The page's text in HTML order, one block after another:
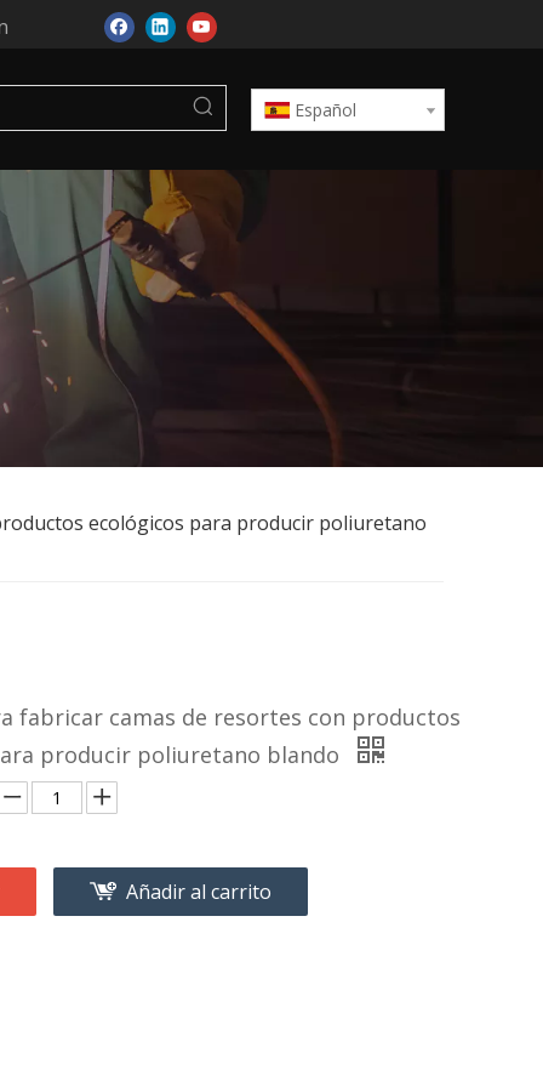
Español
ecológicos para producir poliuretano
fabricar camas de resortes con productos
producir poliuretano blando
Añadir al carrito